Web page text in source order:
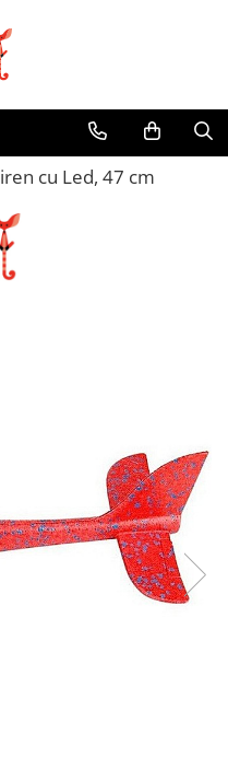
cu Led, 47 cm